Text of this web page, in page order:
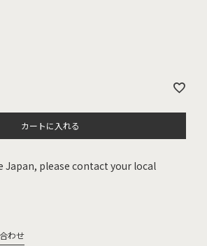
カートに入れる
Japan, please contact your local
わせ